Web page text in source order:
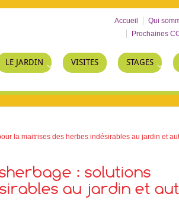
Accueil Qui
Prochaines
LE JARDIN VISITES STAGES
la maitrises des herbes indésirables au jardin et
: solutions
au jardin et